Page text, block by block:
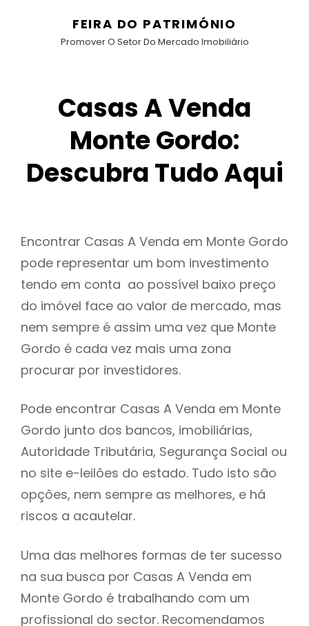
FEIRA DO PATRIMÓNIO
Promover O Setor Do Mercado Imobiliário
Casas A Venda
Monte Gordo:
Descubra Tudo Aqui
Encontrar Casas A Venda em Monte Gordo
pode representar um bom investimento
tendo em conta ao possível baixo preço
do imóvel face ao valor de mercado, mas
nem sempre é assim uma vez que Monte
Gordo é cada vez mais uma zona
procurar por investidores.
Pode encontrar Casas A Venda em Monte
Gordo junto dos bancos, imobiliárias,
Autoridade Tributária, Segurança Social ou
no site e-leilões do estado. Tudo isto são
opções, nem sempre as melhores, e há
riscos a acautelar.
Uma das melhores formas de ter sucesso
na sua busca por Casas A Venda em
Monte Gordo é trabalhando com um
profissional do sector. Recomendamos